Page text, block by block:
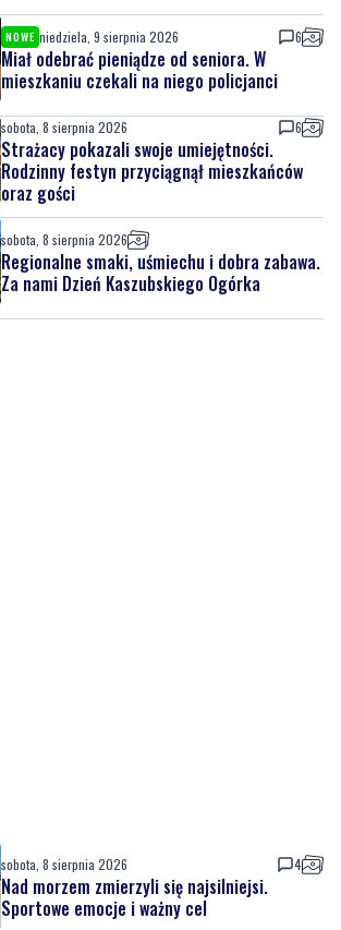
NOWE niedziela, 9 sierpnia 2026 6
Miał odebrać pieniądze od seniora. W
mieszkaniu czekali na niego policjanci
sobota, 8 sierpnia 2026 6
Strażacy pokazali swoje umiejętności.
Rodzinny festyn przyciągnął mieszkańców
oraz gości
sobota, 8 sierpnia 2026
Regionalne smaki, uśmiechu i dobra zabawa.
Za nami Dzień Kaszubskiego Ogórka
sobota, 8 sierpnia 2026 4
Nad morzem zmierzyli się najsilniejsi.
Sportowe emocje i ważny cel